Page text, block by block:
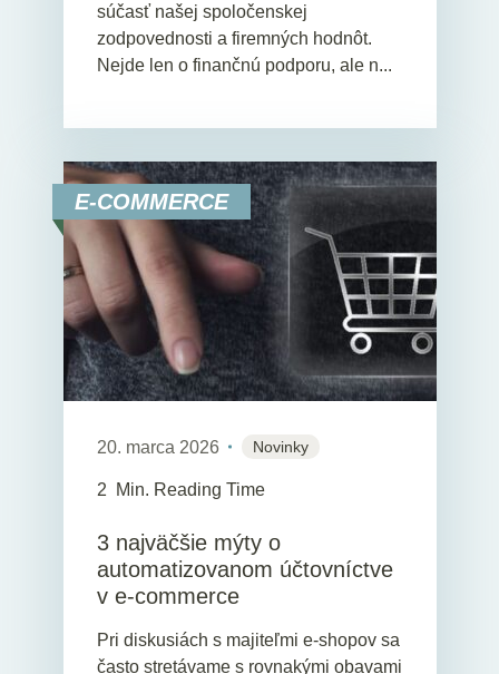
súčasť našej spoločenskej
zodpovednosti a firemných hodnôt.
Nejde len o finančnú podporu, ale n...
E-COMMERCE
20. marca 2026 Novinky
2 Min. Reading Time
3 najväčšie mýty o
automatizovanom účtovníctve
v e-commerce
Pri diskusiách s majiteľmi e-shopov sa
často stretávame s rovnakými obavami